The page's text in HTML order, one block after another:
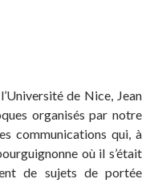
de Nice, Jean
organisés par notre
communications qui, à
où il s’était
de sujets de portée